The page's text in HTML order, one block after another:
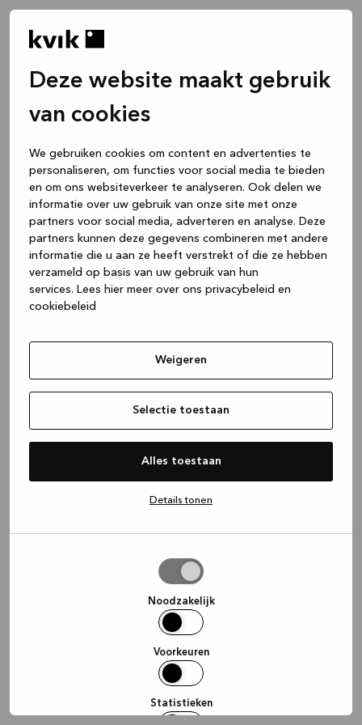
Deze website maakt gebruik
van cookies
We gebruiken cookies om content en advertenties te
personaliseren, om functies voor social media te bieden
en om ons websiteverkeer te analyseren. Ook delen we
informatie over uw gebruik van onze site met onze
partners voor social media, adverteren en analyse. Deze
partners kunnen deze gegevens combineren met andere
informatie die u aan ze heeft verstrekt of die ze hebben
verzameld op basis van uw gebruik van hun
services. Lees hier meer over ons privacybeleid en
cookiebeleid
Weigeren
Selectie toestaan
Alles toestaan
Details tonen
Noodzakelijk
Voorkeuren
Statistieken